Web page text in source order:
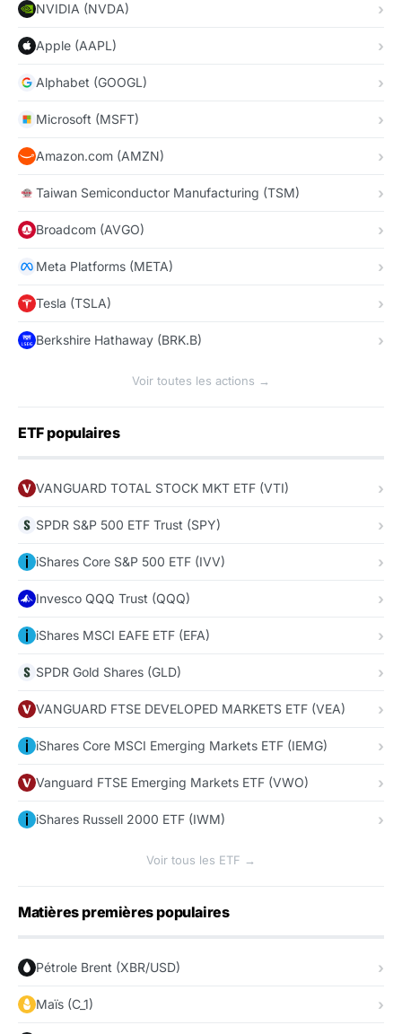
NVIDIA (NVDA)
Apple (AAPL)
Alphabet (GOOGL)
Microsoft (MSFT)
Amazon.com (AMZN)
Taiwan Semiconductor Manufacturing (TSM)
Broadcom (AVGO)
Meta Platforms (META)
Tesla (TSLA)
Berkshire Hathaway (BRK.B)
Voir toutes les actions →
ETF populaires
VANGUARD TOTAL STOCK MKT ETF (VTI)
SPDR S&P 500 ETF Trust (SPY)
iShares Core S&P 500 ETF (IVV)
Invesco QQQ Trust (QQQ)
iShares MSCI EAFE ETF (EFA)
SPDR Gold Shares (GLD)
VANGUARD FTSE DEVELOPED MARKETS ETF (VEA)
iShares Core MSCI Emerging Markets ETF (IEMG)
Vanguard FTSE Emerging Markets ETF (VWO)
iShares Russell 2000 ETF (IWM)
Voir tous les ETF →
Matières premières populaires
Pétrole Brent (XBR/USD)
Maïs (C_1)